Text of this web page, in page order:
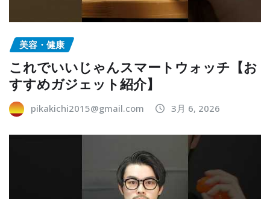
美容・健康
これでいいじゃんスマートウォッチ【お
すすめガジェット紹介】
pikakichi2015@gmail.com 3月 6, 2026